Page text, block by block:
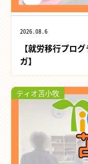
2026.08.6
【就労移行プロ
ガ】
ティオ苫小牧